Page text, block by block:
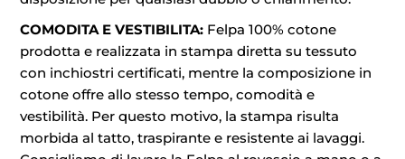
COMODITA E VESTIBILITA: Felpa 100% cotone
prodotta e realizzata in stampa diretta su tessuto
con inchiostri certificati, mentre la composizione in
cotone offre allo stesso tempo, comodità e
vestibilità. Per questo motivo, la stampa risulta
morbida al tatto, traspirante e resistente ai lavaggi.